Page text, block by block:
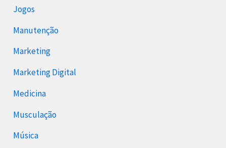
Jogos
Manutenção
Marketing
Marketing Digital
Medicina
Musculação
Música